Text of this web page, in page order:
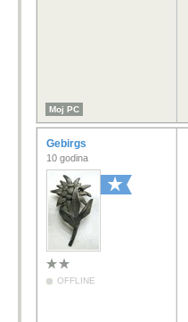
Moj PC
Gebirgs
10 godina
OFFLINE